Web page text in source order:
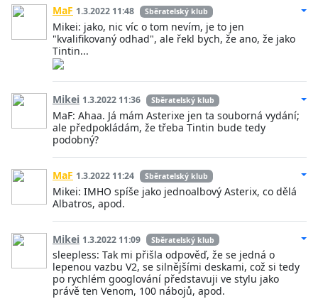
MaF 1.3.2022 11:48 Sběratelský klub
Mikei: jako, nic víc o tom nevím, je to jen
"kvalifikovaný odhad", ale řekl bych, že ano, že jako
Tintin...
Mikei 1.3.2022 11:36 Sběratelský klub
MaF: Ahaa. Já mám Asterixe jen ta souborná vydání;
ale předpokládám, že třeba Tintin bude tedy
podobný?
MaF 1.3.2022 11:24 Sběratelský klub
Mikei: IMHO spíše jako jednoalbový Asterix, co dělá
Albatros, apod.
Mikei 1.3.2022 11:09 Sběratelský klub
sleepless: Tak mi přišla odpověď, že se jedná o
lepenou vazbu V2, se silnějšími deskami, což si tedy
po rychlém googlování představuji ve stylu jako
právě ten Venom, 100 nábojů, apod.